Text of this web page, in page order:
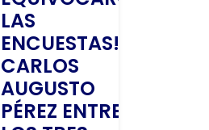
LAS
ENCUESTAS!
CARLOS
AUGUSTO
PÉREZ ENTRE